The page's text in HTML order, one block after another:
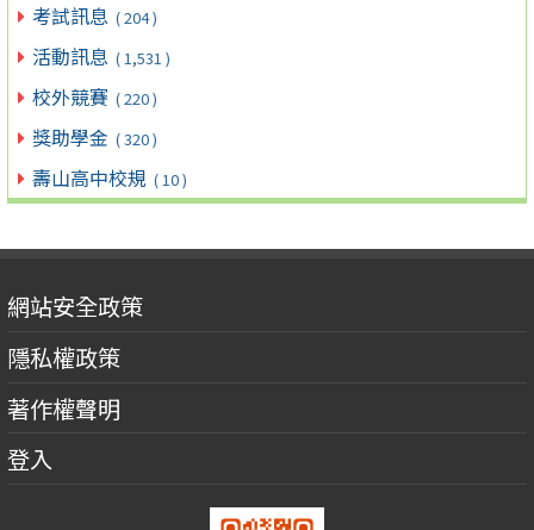
考試訊息 ( 204 )
活動訊息 ( 1,531 )
校外競賽 ( 220 )
獎助學金 ( 320 )
壽山高中校規 ( 10 )
網站安全政策
隱私權政策
著作權聲明
登入